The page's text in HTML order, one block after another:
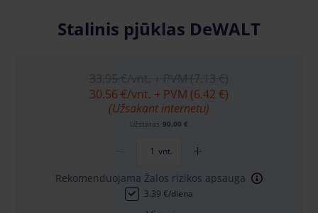
Stalinis pjūklas DeWALT
33.95 €
30.56 €/vnt. + PVM (6.42 €)
(Užsakant internetu)
Užstatas 90.00 €
vnt.
Rekomenduojama Žalos rizikos apsauga
3.39 €/diena